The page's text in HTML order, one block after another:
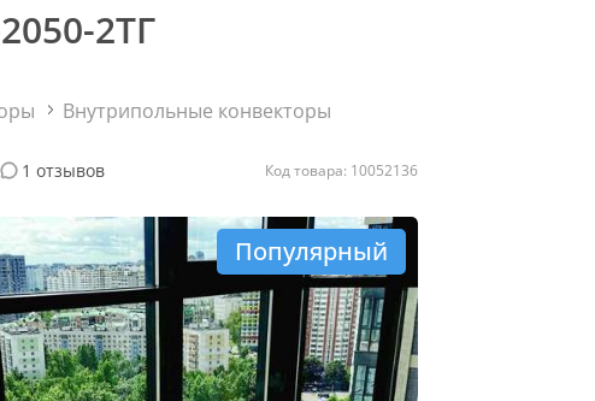
2ТГ
Внутрипольные конвекторы
1 отзывов Код товара: 10052136
Популярный